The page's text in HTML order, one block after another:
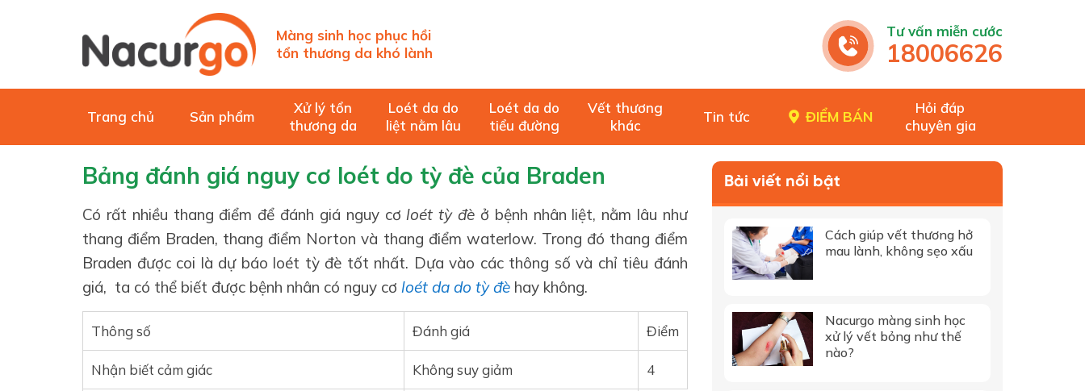
Màng sinh học phục hồi
tổn thương da khó lành
Tư vấn miễn cước
18006626
Trang chủ Sản phẩm
Xử lý tổn
thương da
Loét da do
liệt nằm lâu
Loét da do
tiểu đường
Vết thương
khác
Tin tức ĐIỂM BÁN
Hỏi đáp
chuyên gia
Bảng đánh giá nguy cơ loét do tỳ đè của Braden
Có rất nhiều thang điểm để đánh giá nguy cơloét tỳ đè ở bệnh nhân liệt, nằm lâu như
thang điểm Braden, thang điểm Norton và thang điểm waterlow. Trong đó thang điểm
Braden được coi là dự báo loét tỳ đè tốt nhất. Dựa vào các thông số và chỉ tiêu đánh
giá, ta có thể biết được bệnh nhân có nguy cơ loét da do tỳ đè hay không.
Thông số Đánh giá Điểm
Nhận biết cảm giác Không suy giảm 4
Bài viết nổi bật
Cách giúp vết thương hở
mau lành, không sẹo xấu
Nacurgo màng sinh học
xử lý vết bỏng như thế
nào?